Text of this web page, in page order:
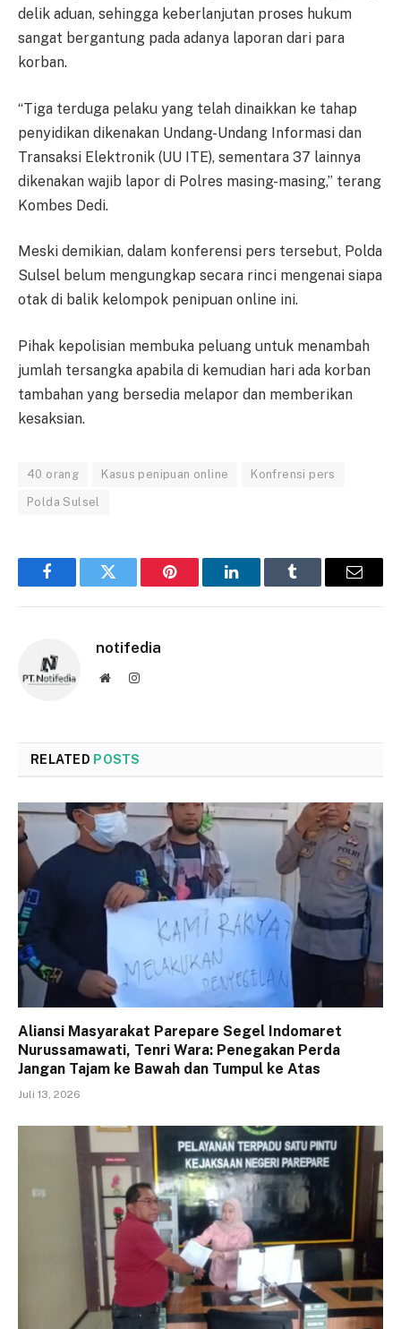
delik aduan, sehingga keberlanjutan proses hukum
sangat bergantung pada adanya laporan dari para
korban.
“Tiga terduga pelaku yang telah dinaikkan ke tahap
penyidikan dikenakan Undang-Undang Informasi dan
Transaksi Elektronik (UU ITE), sementara 37 lainnya
dikenakan wajib lapor di Polres masing-masing,” terang
Kombes Dedi.
Meski demikian, dalam konferensi pers tersebut, Polda
Sulsel belum mengungkap secara rinci mengenai siapa
otak di balik kelompok penipuan online ini.
Pihak kepolisian membuka peluang untuk menambah
jumlah tersangka apabila di kemudian hari ada korban
tambahan yang bersedia melapor dan memberikan
kesaksian.
40 orang Kasus penipuan online Konfrensi pers
Polda Sulsel
FacebookTwitter Pinterest LinkedInTumblr Email
notifedia
WebsiteInstagram
RELATED POSTS
Aliansi Masyarakat Parepare Segel Indomaret
Nurussamawati, Tenri Wara: Penegakan Perda
Jangan Tajam ke Bawah dan Tumpul ke Atas
Juli 13, 2026